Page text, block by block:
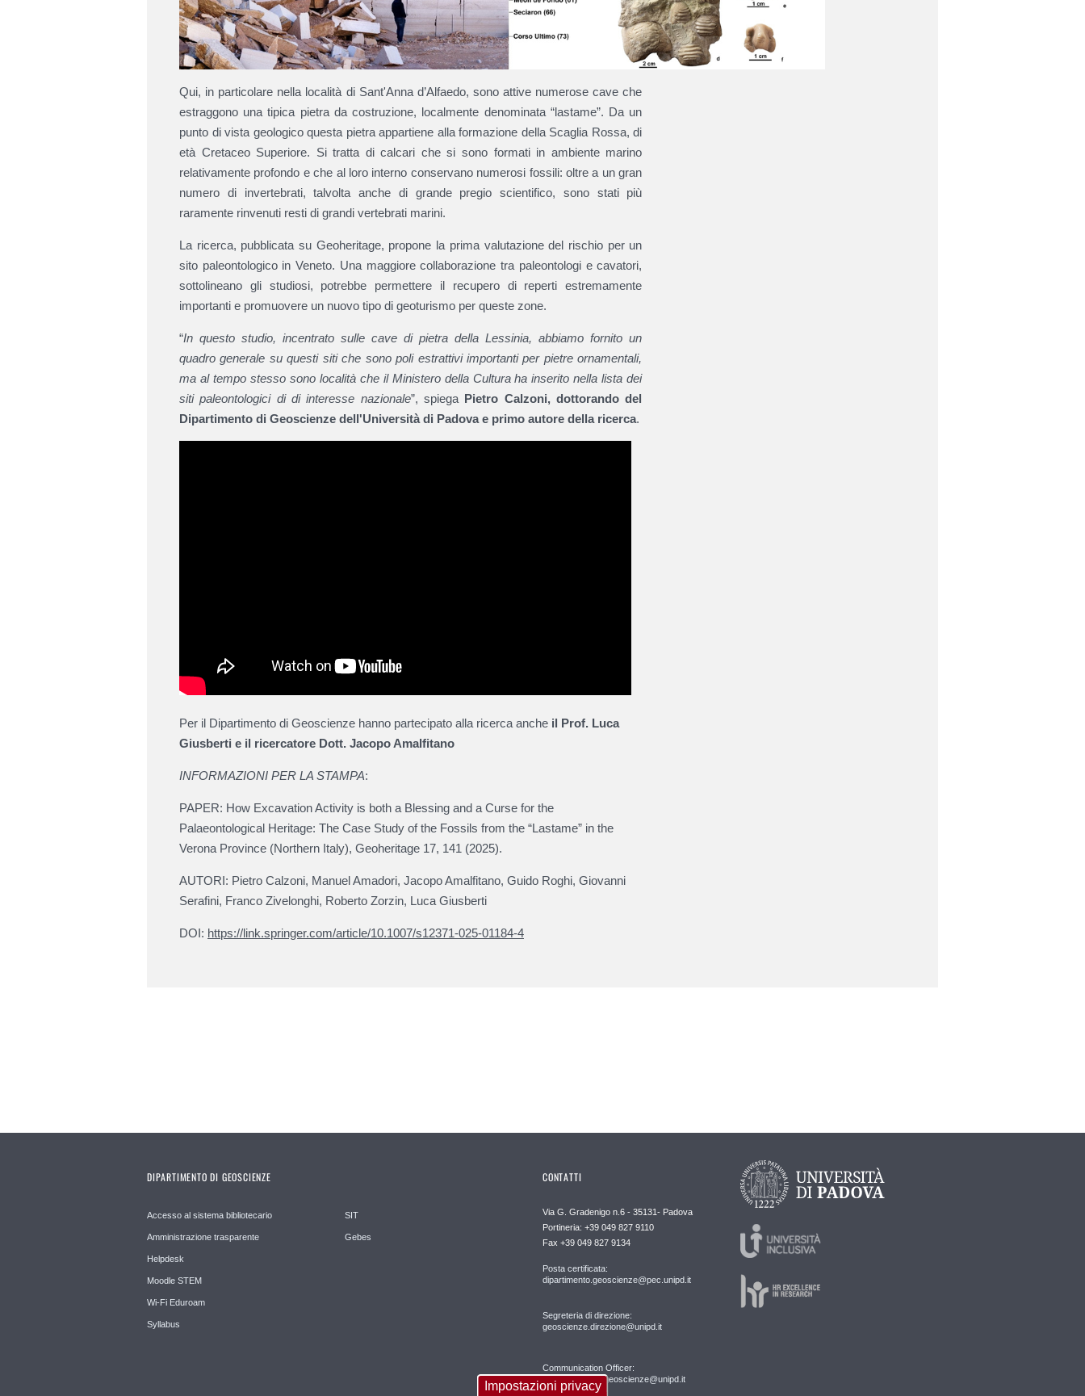
Qui, in particolare nella località di Sant'Anna d’Alfaedo, sono attive numerose cave che
estraggono una tipica pietra da costruzione, localmente denominata “lastame”. Da un
punto di vista geologico questa pietra appartiene alla formazione della Scaglia Rossa, di
età Cretaceo Superiore. Si tratta di calcari che si sono formati in ambiente marino
relativamente profondo e che al loro interno conservano numerosi fossili: oltre a un gran
numero di invertebrati, talvolta anche di grande pregio scientifico, sono stati più
raramente rinvenuti resti di grandi vertebrati marini.
La ricerca, pubblicata su Geoheritage, propone la prima valutazione del rischio per un
sito paleontologico in Veneto. Una maggiore collaborazione tra paleontologi e cavatori,
sottolineano gli studiosi, potrebbe permettere il recupero di reperti estremamente
importanti e promuovere un nuovo tipo di geoturismo per queste zone.
“In questo studio, incentrato sulle cave di pietra della Lessinia, abbiamo fornito un
quadro generale su questi siti che sono poli estrattivi importanti per pietre ornamentali,
ma al tempo stesso sono località che il Ministero della Cultura ha inserito nella lista dei
siti paleontologici di di interesse nazionale”, spiega Pietro Calzoni, dottorando del
Dipartimento di Geoscienze dell'Università di Padova e primo autore della ricerca.
Per il Dipartimento di Geoscienze hanno partecipato alla ricerca anche il Prof. Luca
Giusberti e il ricercatore Dott. Jacopo Amalfitano
INFORMAZIONI PER LA STAMPA:
PAPER: How Excavation Activity is both a Blessing and a Curse for the
Palaeontological Heritage: The Case Study of the Fossils from the “Lastame” in the
Verona Province (Northern Italy), Geoheritage 17, 141 (2025).
AUTORI: Pietro Calzoni, Manuel Amadori, Jacopo Amalfitano, Guido Roghi, Giovanni
Serafini, Franco Zivelonghi, Roberto Zorzin, Luca Giusberti
DOI: https://link.springer.com/article/10.1007/s12371-025-01184-4
DIPARTIMENTO DI GEOSCIENZE
Accesso al sistema bibliotecario
Amministrazione trasparente
Helpdesk
Moodle STEM
Wi-Fi Eduroam
Syllabus
SIT
Gebes
CONTATTI
Via G. Gradenigo n.6 - 35131- Padova
Portineria: +39 049 827 9110
Fax +39 049 827 9134
Posta certificata:
dipartimento.geoscienze@pec.unipd.it
Segreteria di direzione:
geoscienze.direzione@unipd.it
Communication Officer:
comunicazione.geoscienze@unipd.it
Impostazioni privacy